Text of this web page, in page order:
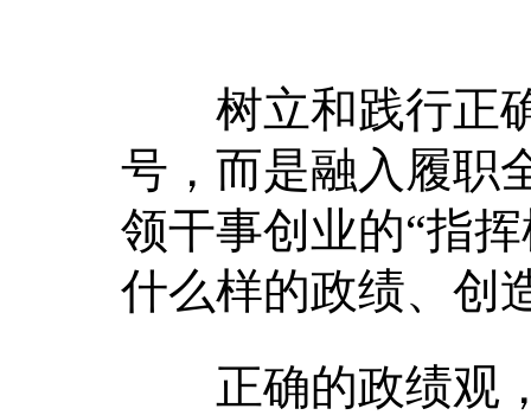
树立和践行正确
号，而是融入履职
领干事创业的“指
什么样的政绩、创
正确的政绩观，